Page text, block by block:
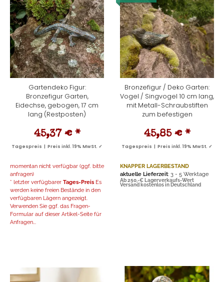
Gartendeko Figur:
Bronzefigur Garten,
Eidechse, gebogen, 17 cm
lang (Restposten)
45,37 € *
Tagespreis | Preis inkl. 19% MwSt. ✓
momentan nicht verfügbar (ggf. bitte
anfragen)
* letzter verfügbarer Tages-Preis Es
werden keine freien Bestände in den
verfügbaren Lägern angezeigt.
Verwenden Sie ggf. das Fragen-
Formular auf dieser Artikel-Seite für
Anfragen...
Bronzefigur / Deko Garten:
Vogel / Singvogel 10 cm lang,
mit Metall-Schraubstiften
zum befestigen
45,85 € *
Tagespreis | Preis inkl. 19% MwSt. ✓
KNAPPER LAGERBESTAND
aktuelle Lieferzeit: 3 - 5 Werktage
Ab 250,-€ Lagerverkaufs-Wert
Versand kostenlos in Deutschland